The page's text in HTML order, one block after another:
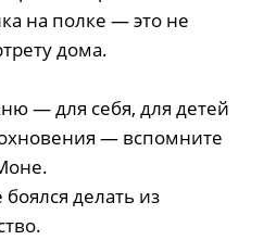
на полке — это не
дома.
— для себя, для детей
— вспомните
делать из